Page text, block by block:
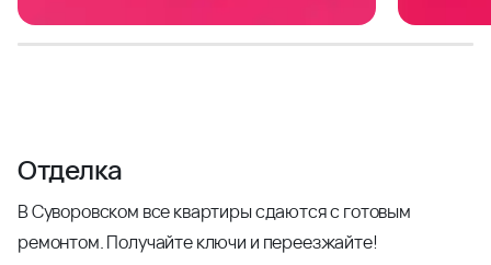
Отделка
В Суворовском все квартиры сдаются с готовым
ремонтом. Получайте ключи и переезжайте!